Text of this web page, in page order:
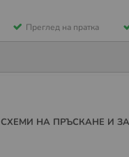
Преглед на пратка
СХЕМИ НА ПРЪСКАНЕ И